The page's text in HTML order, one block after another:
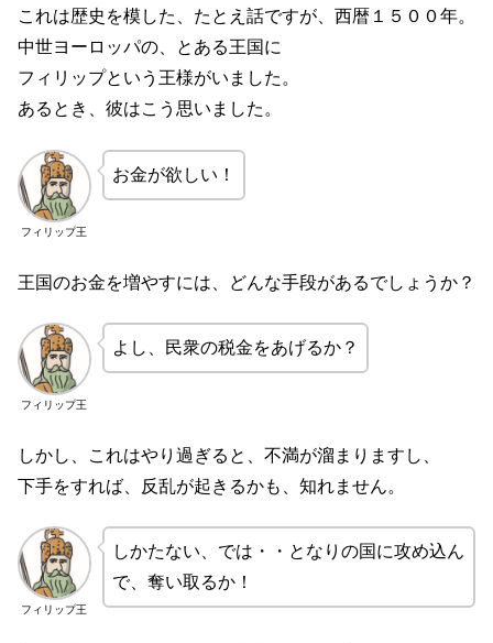
これは歴史を模した、たとえ話ですが、西暦１５００年。
中世ヨーロッパの、とある王国に
フィリップという王様がいました。
あるとき、彼はこう思いました。
フィリップ王
お金が欲しい！
王国のお金を増やすには、どんな手段があるでしょうか？
フィリップ王
よし、民衆の税金をあげるか？
しかし、これはやり過ぎると、不満が溜まりますし、
下手をすれば、反乱が起きるかも、知れません。
フィリップ王
しかたない、では・・となりの国に攻め込ん
で、奪い取るか！